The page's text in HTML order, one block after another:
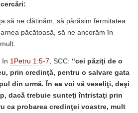
să ne clătinăm, să părăsim fermitatea
păcătoasă, să ne ancorăm în
în 1Petru 1:5-7 , SCC: “cei păziţi de o
prin credinţă, pentru o salvare gata
din urmă. În ea voi vă veseliţi, deşi
dacă trebuie sunteţi întristaţi prin
ca probarea credinţei voastre, mult